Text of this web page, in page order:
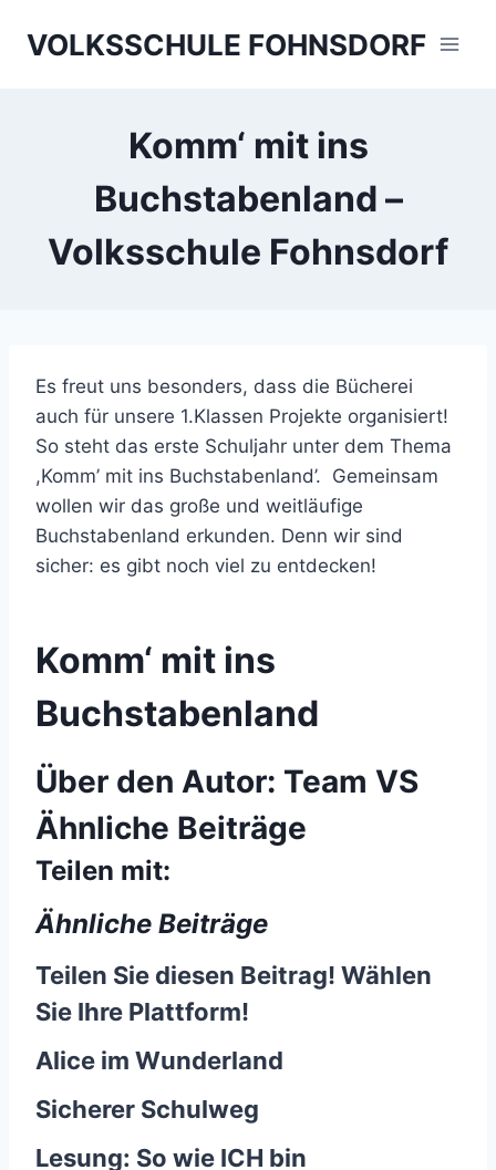
VOLKSSCHULE FOHNSDORF
Komm‘ mit ins
Buchstabenland –
Volksschule Fohnsdorf
Es freut uns besonders, dass die Bücherei
auch für unsere 1.Klassen Projekte organisiert!
So steht das erste Schuljahr unter dem Thema
,Komm’ mit ins Buchstabenland’. Gemeinsam
wollen wir das große und weitläufige
Buchstabenland erkunden. Denn wir sind
sicher: es gibt noch viel zu entdecken!
Komm‘ mit ins
Buchstabenland
Über den Autor: Team VS
Ähnliche Beiträge
Teilen mit:
Ähnliche Beiträge
Teilen Sie diesen Beitrag! Wählen
Sie Ihre Plattform!
Alice im Wunderland
Sicherer Schulweg
Lesung: So wie ICH bin